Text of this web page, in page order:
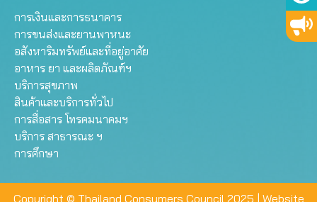
การเงินและการธนาคาร
การขนส่งและยานพาหนะ
อสังหาริมทรัพย์และที่อยู่อาศัย
อาหาร ยา และผลิตภัณฑ์ฯ
บริการสุขภาพ
สินค้าและบริการทั่วไป
การสื่อสาร โทรคมนาคมฯ
บริการ สาธารณะ ฯ
การศึกษา
Copyright © Thailand Consumers Council 2025 | Website